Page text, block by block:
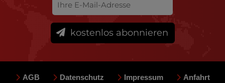
kostenlos abonnieren
AGB Datenschutz Impressum Anfahrt